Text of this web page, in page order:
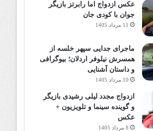
عکس ازدواج اما رابرتز بازیگر
جوان با کودی جان
11 مرداد 1405
ماجرای جدایی سپهر خلسه از
همسرش نیلوفر اردلان؛ بیوگرافی
و داستان آشنایی
10 مرداد 1405
ازدواج مجدد لیلی رشیدی بازیگر
و گوینده سینما و تلویزیون +
عکس
8 مرداد 1405